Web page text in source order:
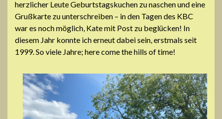
herzlicher Leute Geburtstagskuchen zu naschen und eine
Grußkarte zu unterschreiben – in den Tagen des KBC
war es noch möglich, Kate mit Post zu beglücken! In
diesem Jahr konnte ich erneut dabei sein, erstmals seit
1999. So viele Jahre; here come the hills of time!